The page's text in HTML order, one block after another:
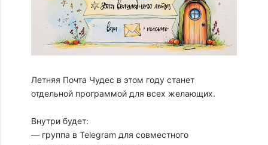
Летняя Почта Чудес в этом году станет
отдельной программой для всех желающих.
Внутри будет:
— группа в Telegram для совместного